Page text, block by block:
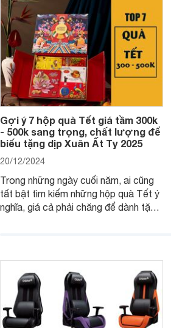
Gợi ý 7 hộp quà Tết giá tầm 300k
- 500k sang trọng, chất lượng để
biếu tặng dịp Xuân Ất Tỵ 2025
20/12/2024
Trong những ngày cuối năm, ai cũng
tất bật tìm kiếm những hộp quà Tết ý
nghĩa, giá cả phải chăng để dành tặng
- 500k đẹp mắt nhé.